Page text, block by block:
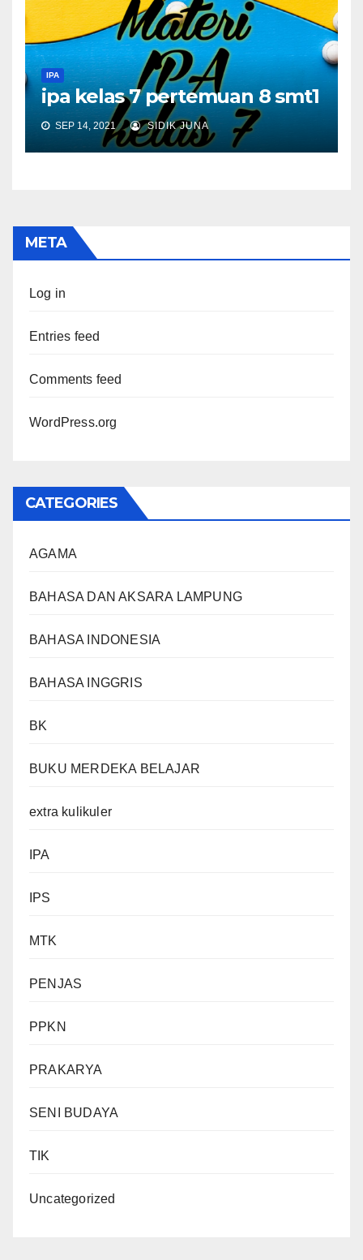
IPA
ipa kelas 7 pertemuan 8 smt1
SEP 14, 2021 SIDIK JUNA
META
Log in
Entries feed
Comments feed
WordPress.org
CATEGORIES
AGAMA
BAHASA DAN AKSARA LAMPUNG
BAHASA INDONESIA
BAHASA INGGRIS
BK
BUKU MERDEKA BELAJAR
extra kulikuler
IPA
IPS
MTK
PENJAS
PPKN
PRAKARYA
SENI BUDAYA
TIK
Uncategorized